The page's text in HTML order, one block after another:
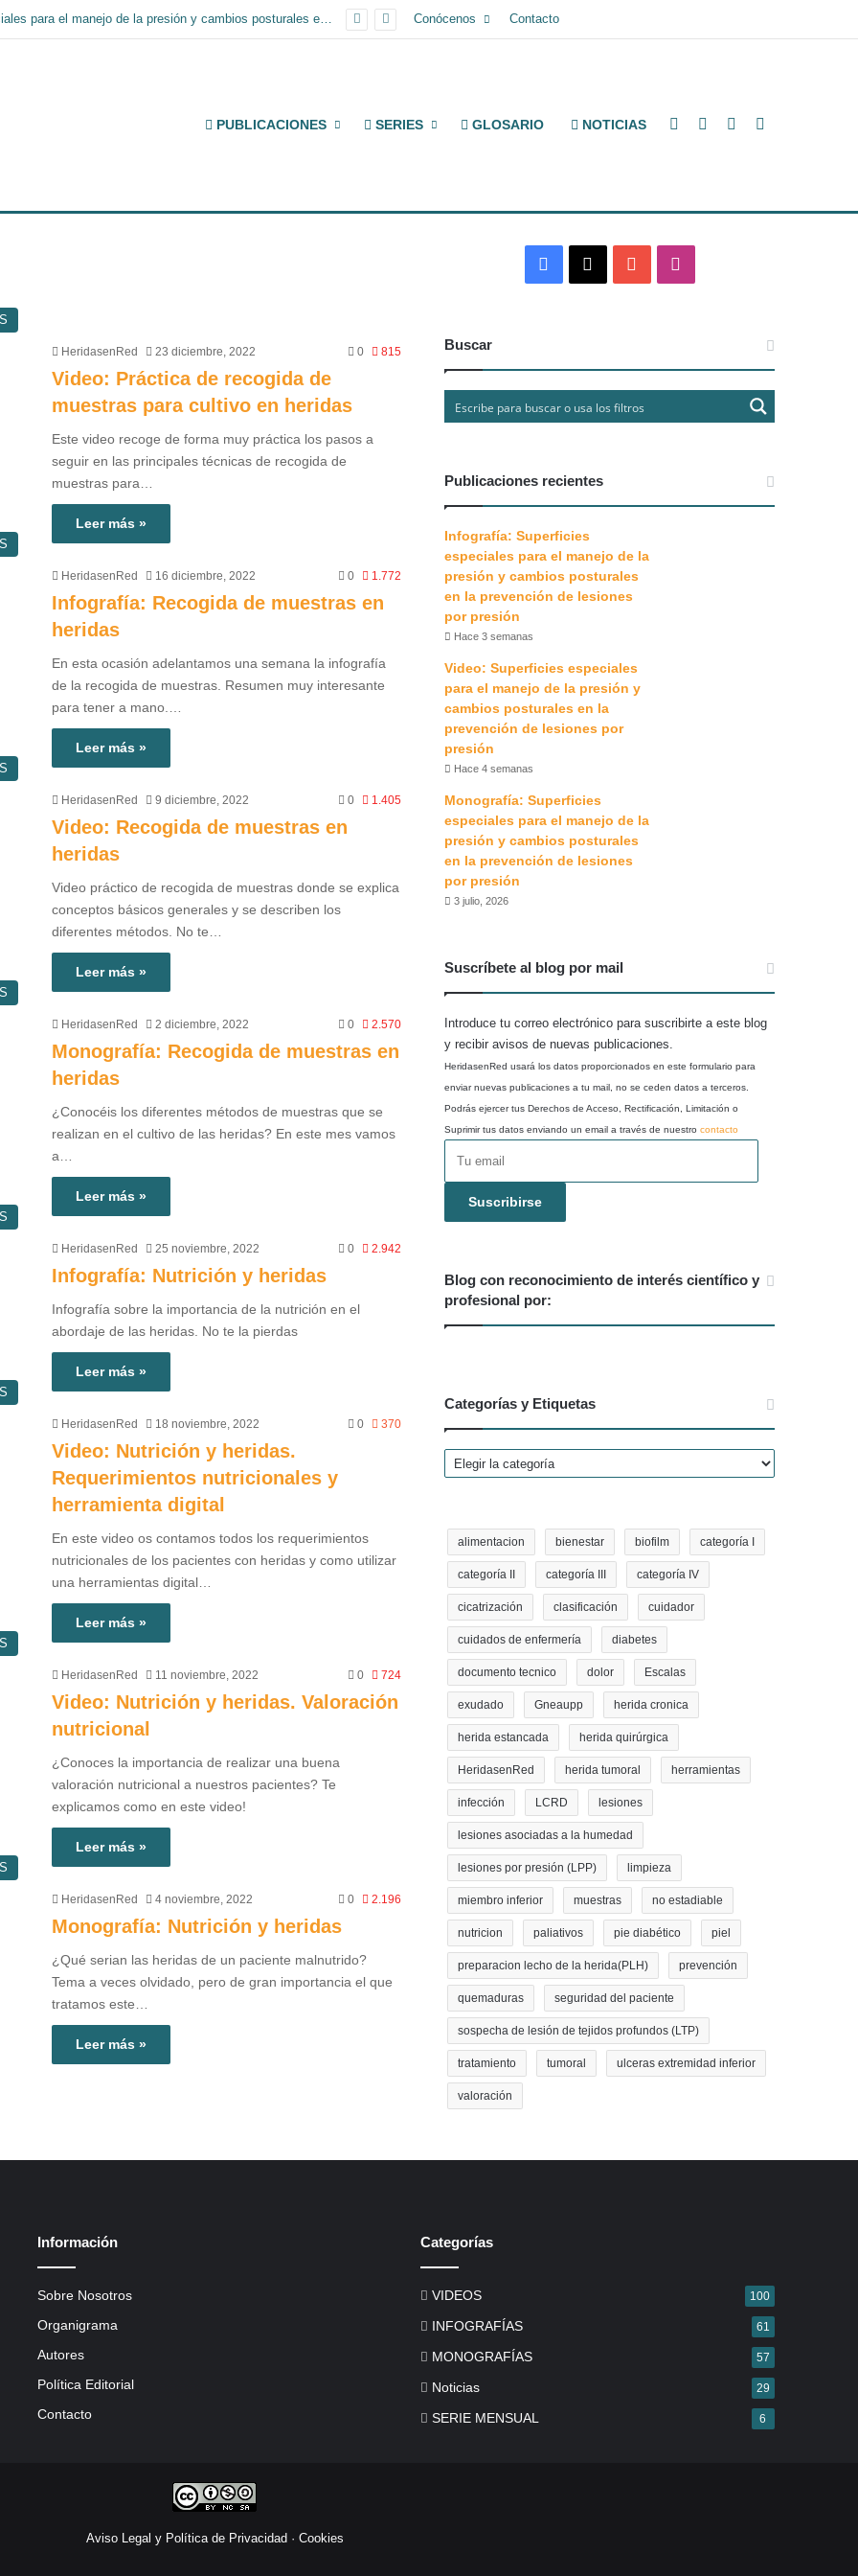
Infografía: Superficies especiales para el manejo de la presión y cambios posturales en la prevención de lesiones por presión Conócenos Contacto
PUBLICACIONES SERIES GLOSARIO NOTICIAS Facebook YouTube
HeridasenRed 23 diciembre, 2022 0 815
Video: Práctica de recogida de
muestras para cultivo en heridas
Este video recoge de forma muy práctica los pasos a
seguir en las principales técnicas de recogida de
muestras para…
Leer más »
HeridasenRed 16 diciembre, 2022 0 1.772
Infografía: Recogida de muestras en
heridas
En esta ocasión adelantamos una semana la infografía
de la recogida de muestras. Resumen muy interesante
para tener a mano.…
Leer más »
HeridasenRed 9 diciembre, 2022 0 1.405
Video: Recogida de muestras en
heridas
Video práctico de recogida de muestras donde se explica
conceptos básicos generales y se describen los
diferentes métodos. No te…
Leer más »
HeridasenRed 2 diciembre, 2022 0 2.570
Monografía: Recogida de muestras en
heridas
¿Conocéis los diferentes métodos de muestras que se
realizan en el cultivo de las heridas? En este mes vamos
a…
Leer más »
HeridasenRed 25 noviembre, 2022 0 2.942
Infografía: Nutrición y heridas
Infografía sobre la importancia de la nutrición en el
abordaje de las heridas. No te la pierdas
Leer más »
HeridasenRed 18 noviembre, 2022 0 370
Video: Nutrición y heridas.
Requerimientos nutricionales y
herramienta digital
En este video os contamos todos los requerimientos
nutricionales de los pacientes con heridas y como utilizar
una herramientas digital…
Leer más »
HeridasenRed 11 noviembre, 2022 0 724
Video: Nutrición y heridas. Valoración
nutricional
¿Conoces la importancia de realizar una buena
valoración nutricional a nuestros pacientes? Te
explicamos como en este video!
Leer más »
HeridasenRed 4 noviembre, 2022 0 2.196
Monografía: Nutrición y heridas
¿Qué serian las heridas de un paciente malnutrido?
Tema a veces olvidado, pero de gran importancia el que
tratamos este…
Leer más »
Facebook YouTube
Buscar
Publicaciones recientes
Infografía: Superficies
especiales para el manejo de la
presión y cambios posturales
en la prevención de lesiones
por presión
Hace 3 semanas
Video: Superficies especiales
para el manejo de la presión y
cambios posturales en la
prevención de lesiones por
presión
Hace 4 semanas
Monografía: Superficies
especiales para el manejo de la
presión y cambios posturales
en la prevención de lesiones
por presión
3 julio, 2026
Suscríbete al blog por mail
Introduce tu correo electrónico para suscribirte a este blog
y recibir avisos de nuevas publicaciones.
HeridasenRed usará los datos proporcionados en este formulario para
enviar nuevas publicaciones a tu mail, no se ceden datos a terceros.
Podrás ejercer tus Derechos de Acceso, Rectificación, Limitación o
Suprimir tus datos enviando un email a través de nuestrocontacto
email
Suscribirse
Blog con reconocimiento de interés científico y
profesional por:
Categorías y Etiquetas
Categorías
y
alimentacion bienestar biofilm categoría I
categoría II categoría III categoría IV
cicatrización clasificación cuidador
cuidados de enfermería diabetes
documento tecnico dolor Escalas
exudado Gneaupp herida cronica
herida estancada herida quirúrgica
HeridasenRed herida tumoral herramientas
infección LCRD lesiones
lesiones asociadas a la humedad
lesiones por presión (LPP) limpieza
miembro inferior muestras no estadiable
nutricion paliativos pie diabético piel
preparacion lecho de la herida(PLH) prevención
quemaduras seguridad del paciente
sospecha de lesión de tejidos profundos (LTP)
tratamiento tumoral ulceras extremidad inferior
valoración
Información
Sobre Nosotros
Organigrama
Autores
Política Editorial
Contacto
Categorías
VIDEOS 100
INFOGRAFÍAS 61
MONOGRAFÍAS 57
Noticias 29
SERIE MENSUAL 6
Aviso Legal y Política de Privacidad · Cookies